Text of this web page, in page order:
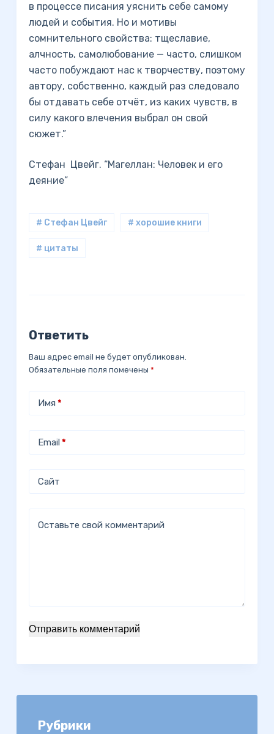
в процессе писания уяснить себе самому
людей и события. Но и мотивы
сомнительного свойства: тщеславие,
алчность, самолюбование — часто, слишком
часто побуждают нас к творчеству, поэтому
автору, собственно, каждый раз следовало
бы отдавать себе отчёт, из каких чувств, в
силу какого влечения выбрал он свой
сюжет.”
Стефан Цвейг. “Магеллан: Человек и его
деяние”
# Стефан Цвейг # хорошие книги
# цитаты
Ответить
Ваш адрес email не будет опубликован.
Обязательные поля помечены *
Имя *
Email*
Сайт
Оставьте свой комментарий
Отправить комментарий
Рубрики